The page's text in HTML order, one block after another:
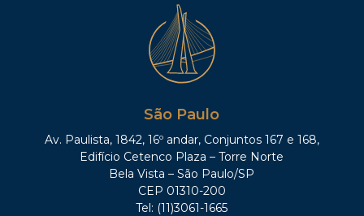
São Paulo
Av. Paulista, 1842, 16º andar, Conjuntos 167 e 168,
Edifício Cetenco Plaza – Torre Norte
Bela Vista – São Paulo/SP
CEP 01310-200
Tel: (11)3061-1665